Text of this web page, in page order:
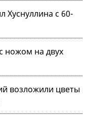
Хуснуллина с 60-
ножом на двух
возложили цветы